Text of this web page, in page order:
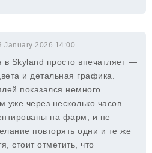
January 2026 14:00
в Skyland просто впечатляет —
и детальная графика.
показался немного
уже через несколько часов.
на фарм, и не
повторять одни и те же
стоит отметить, что